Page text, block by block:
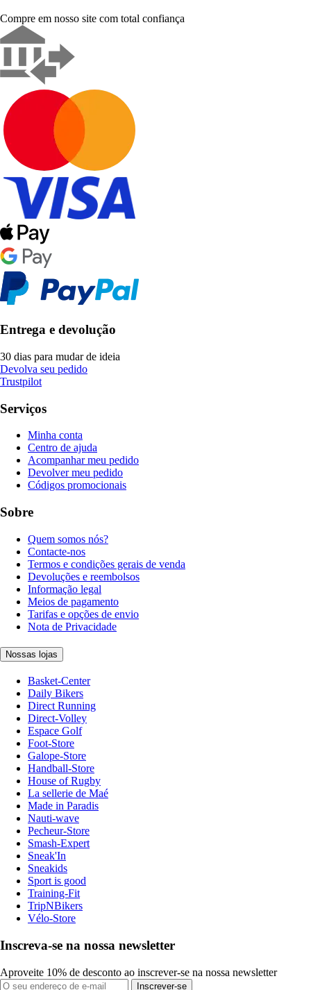
Compre em nosso site com total confiança
Entrega e devolução
30 dias para mudar de ideia
Devolva seu pedido
Trustpilot
Serviços
Minha conta
Centro de ajuda
Acompanhar meu pedido
Devolver meu pedido
Códigos promocionais
Sobre
Quem somos nós?
Contacte-nos
Termos e condições gerais de venda
Devoluções e reembolsos
Informação legal
Meios de pagamento
Tarifas e opções de envio
Nota de Privacidade
Nossas lojas
Basket-Center
Daily Bikers
Direct Running
Direct-Volley
Espace Golf
Foot-Store
Galope-Store
Handball-Store
House of Rugby
La sellerie de Maé
Made in Paradis
Nauti-wave
Pecheur-Store
Smash-Expert
Sneak'In
Sneakids
Sport is good
Training-Fit
TripNBikers
Vélo-Store
Inscreva-se na nossa newsletter
Aproveite 10% de desconto ao inscrever-se na nossa newsletter
Inscrever-se